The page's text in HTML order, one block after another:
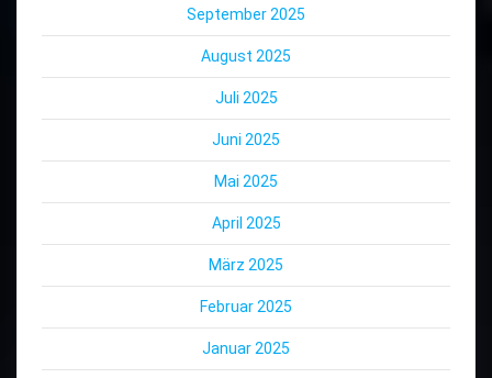
September 2025
August 2025
Juli 2025
Juni 2025
Mai 2025
April 2025
März 2025
Februar 2025
Januar 2025